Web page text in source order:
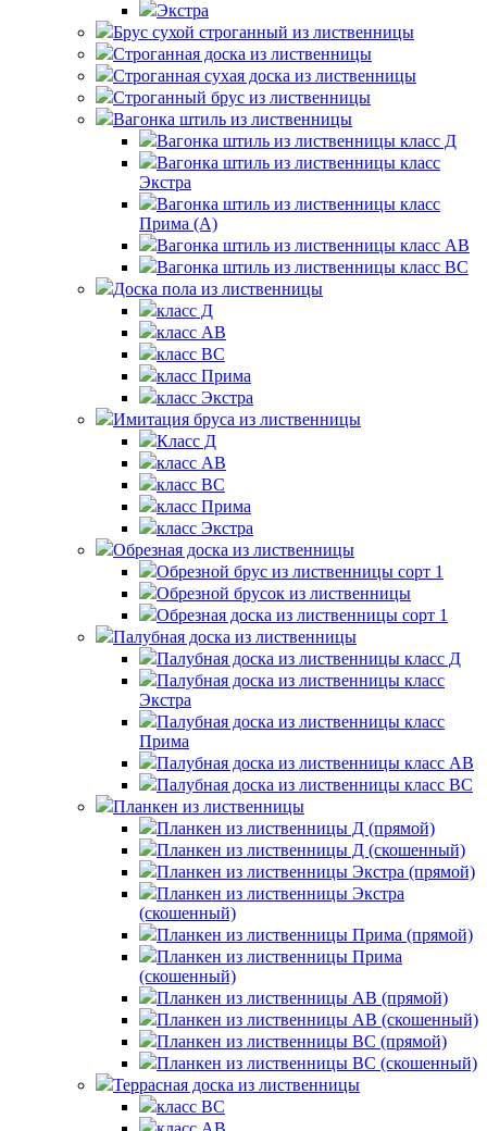
Экстра
Брус сухой строганный из лиственницы
Строганная доска из лиственницы
Строганная сухая доска из лиственницы
Строганный брус из лиственницы
Вагонка штиль из лиственницы
Вагонка штиль из лиственницы класс Д
Вагонка штиль из лиственницы класс
Экстра
Вагонка штиль из лиственницы класс
Прима (А)
Вагонка штиль из лиственницы класс АВ
Вагонка штиль из лиственницы класс BС
Доска пола из лиственницы
класс Д
класс AB
класс ВС
класс Прима
класс Экстра
Имитация бруса из лиственницы
Класс Д
класс AB
класс BC
класс Прима
класс Экстра
Обрезная доска из лиственницы
Обрезной брус из лиственницы сорт 1
Обрезной брусок из лиственницы
Обрезная доска из лиственницы сорт 1
Палубная доска из лиственницы
Палубная доска из лиственницы класс Д
Палубная доска из лиственницы класс
Экстра
Палубная доска из лиственницы класс
Прима
Палубная доска из лиственницы класс AB
Палубная доска из лиственницы класс BC
Планкен из лиственницы
Планкен из лиственницы Д (прямой)
Планкен из лиственницы Д (скошенный)
Планкен из лиственницы Экстра (прямой)
Планкен из лиственницы Экстра
(скошенный)
Планкен из лиственницы Прима (прямой)
Планкен из лиственницы Прима
(скошенный)
Планкен из лиственницы AB (прямой)
Планкен из лиственницы AB (скошенный)
Планкен из лиственницы BC (прямой)
Планкен из лиственницы BC (скошенный)
Террасная доска из лиственницы
класс BC